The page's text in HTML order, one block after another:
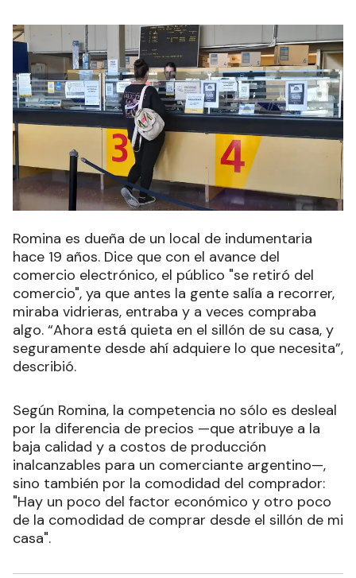
Romina es dueña de un local de indumentaria
hace 19 años. Dice que con el avance del
comercio electrónico, el público "se retiró del
comercio", ya que antes la gente salía a recorrer,
miraba vidrieras, entraba y a veces compraba
algo. “Ahora está quieta en el sillón de su casa, y
seguramente desde ahí adquiere lo que necesita”,
describió.
Según Romina, la competencia no sólo es desleal
por la diferencia de precios —que atribuye a la
baja calidad y a costos de producción
inalcanzables para un comerciante argentino—,
sino también por la comodidad del comprador:
"Hay un poco del factor económico y otro poco
de la comodidad de comprar desde el sillón de mi
casa".